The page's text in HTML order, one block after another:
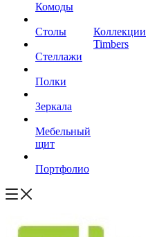
Комоды
Столы
Стеллажи
Полки
Зеркала
Мебельный
щит
Портфолио
Коллекции
Timbers